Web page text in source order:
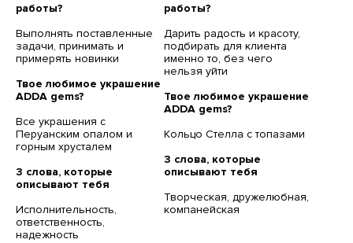
работы?
Выполнять поставленные
задачи, принимать и
примерять новинки
Твое любимое украшение
ADDA gems?
Все украшения с
Перуанским опалом и
горным хрусталем
3 слова, которые
описывают тебя
Исполнительность,
ответственность,
надежность
работы?
Дарить радость и красоту,
подбирать для клиента
именно то, без чего
нельзя уйти
Твое любимое украшение
ADDA gems?
Кольцо Стелла с топазами
3 слова, которые
описывают тебя
Творческая, дружелюбная,
компанейская